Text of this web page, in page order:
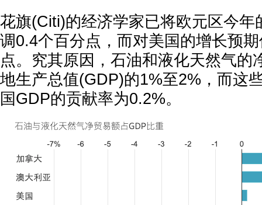
花旗(Citi)的经济学家已将欧元区今年
调0.4个百分点，而对美国的增长预
点。究其原因，石油和液化天然气的
地生产总值(GDP)的1%至2%，而这
国GDP的贡献率为0.2%。